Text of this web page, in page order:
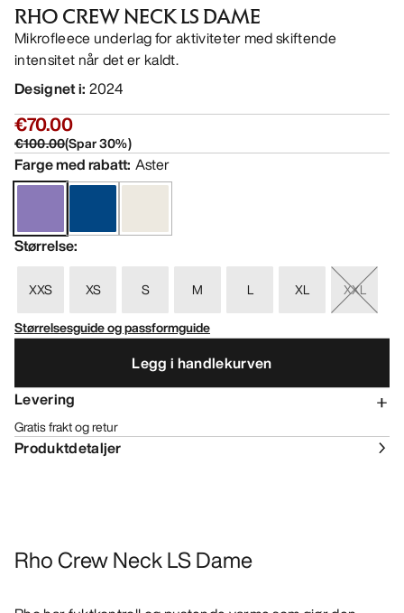
RHO CREW NECK LS DAME
Mikrofleece underlag for aktiviteter med skiftende
intensitet når det er kaldt.
Designet i: 2024
€70.00
€100.00(Spar30%)
Farge med rabatt: Aster
Størrelse:
XXS XS S M L XL
XXL
Størrelsesguide og passformguide
Legg i handlekurven
Levering
Gratis frakt og retur
Produktdetaljer
Rho Crew Neck LS Dame